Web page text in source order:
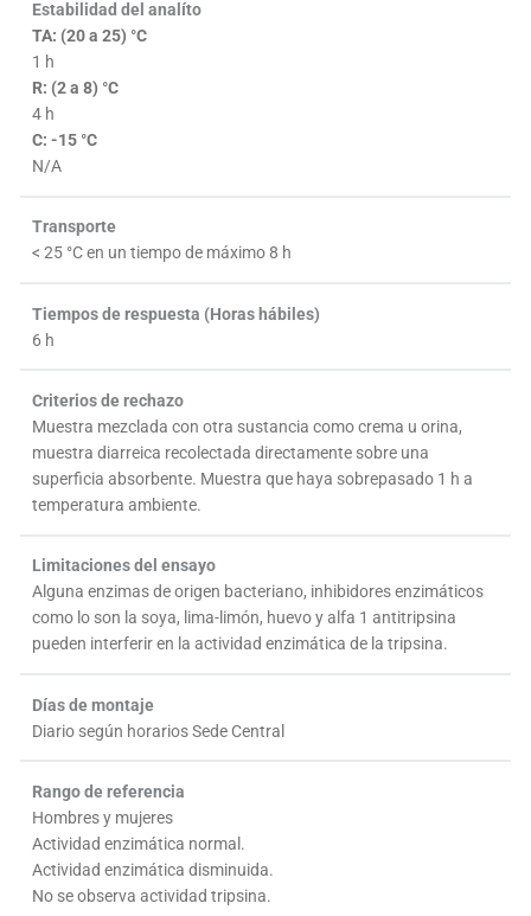
Estabilidad del analíto
TA: (20 a 25) °C
1 h
R: (2 a 8) °C
4 h
C: -15 °C
N/A
Transporte
< 25 °C en un tiempo de máximo 8 h
Tiempos de respuesta (Horas hábiles)
6 h
Criterios de rechazo
Muestra mezclada con otra sustancia como crema u orina,
muestra diarreica recolectada directamente sobre una
superficia absorbente. Muestra que haya sobrepasado 1 h a
temperatura ambiente.
Limitaciones del ensayo
Alguna enzimas de origen bacteriano, inhibidores enzimáticos
como lo son la soya, lima-limón, huevo y alfa 1 antitripsina
pueden interferir en la actividad enzimática de la tripsina.
Días de montaje
Diario según horarios Sede Central
Rango de referencia
Hombres y mujeres
Actividad enzimática normal.
Actividad enzimática disminuida.
No se observa actividad tripsina.